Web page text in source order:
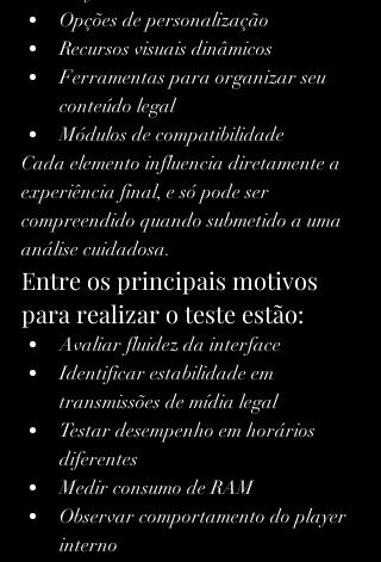
Opções de personalização
Recursos visuais dinâmicos
Ferramentas para organizar seu
conteúdo legal
Módulos de compatibilidade
Cada elemento influencia diretamente a
experiência final, e só pode ser
compreendido quando submetido a uma
análise cuidadosa.
Entre os principais motivos
para realizar o teste estão:
Avaliar fluidez da interface
Identificar estabilidade em
transmissões de mídia legal
Testar desempenho em horários
diferentes
Medir consumo de RAM
Observar comportamento do player
interno